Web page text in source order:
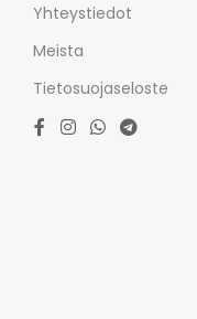
Yhteystiedot
Meista
Tietosuojaseloste